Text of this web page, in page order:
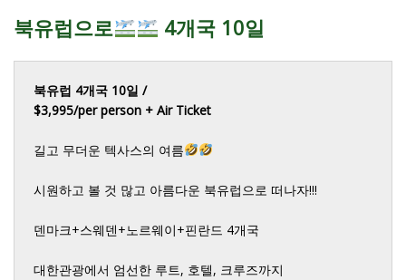
북유럽으로 4개국 10일
북유럽 4개국 10일 /
$3,995/per person + Air Ticket
길고 무더운 텍사스의 여름
시원하고 볼 것 많고 아름다운 북유럽으로 떠나자!!!
덴마크+스웨덴+노르웨이+핀란드 4개국
대한관광에서 엄선한 루트, 호텔, 크루즈까지